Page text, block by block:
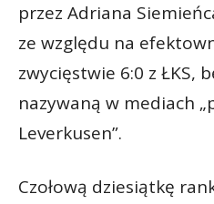
przez Adriana
ze względu na
zwycięstwie 6:0 z ŁKS,
nazywaną w mediach
Leverkusen”.
Czołową dziesiątkę